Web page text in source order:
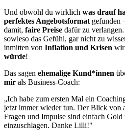
Und obwohl du wirklich was drauf
perfektes Angebotsformat gefunden
damit, faire Preise dafür zu
sowieso das Gefühl, gar nicht zu
inmitten von Inflation und Krisen
würde!
Das sagen ehemalige Kund*innen
mir als Business-Coach:
„Ich habe zum ersten Mal ein
jetzt immer wieder tun. Der Blick von
Fragen und Impulse sind einfach Gold
einzuschlagen. Danke Lilli!"